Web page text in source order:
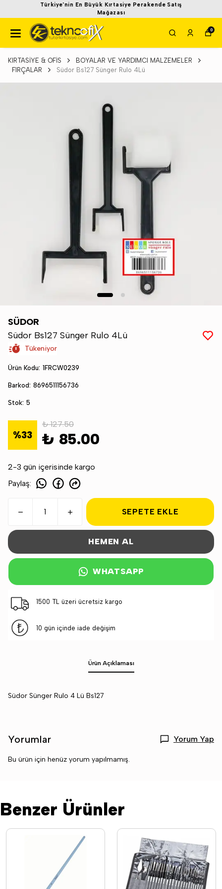
Türkiye'nin En Büyük Kırtasiye Perakende Satış
Mağazası
0
KIRTASİYE & OFİS
BOYALAR VE YARDIMCI MALZEMELER
FIRÇALAR
Südor Bs127 Sünger Rulo 4Lü
SÜDOR
Südor Bs127 Sünger Rulo 4Lü
Tükeniyor
Ürün Kodu: 1FRCW0239
Barkod: 8696511156736
Stok: 5
%33
₺ 127.50
₺ 85.00
2-3 gün içerisinde kargo
Paylaş:
SEPETE EKLE
HEMEN AL
WHATSAPP
1500 TL üzeri ücretsiz kargo
10 gün içinde iade değişim
Ürün Açıklaması
Südor Sünger Rulo 4 Lü Bs127
Yorumlar Yorum Yap
Bu ürün için henüz yorum yapılmamış.
Benzer Ürünler